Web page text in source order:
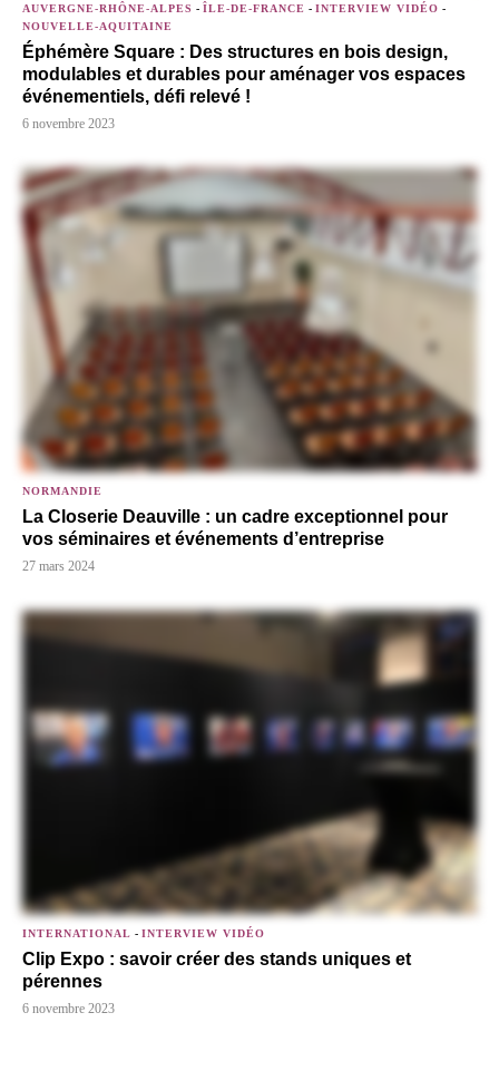
AUVERGNE-RHÔNE-ALPES - ÎLE-DE-FRANCE - INTERVIEW VIDÉO -
NOUVELLE-AQUITAINE
Éphémère Square : Des structures en bois design,
modulables et durables pour aménager vos espaces
événementiels, défi relevé !
6 novembre 2023
NORMANDIE
La Closerie Deauville : un cadre exceptionnel pour
vos séminaires et événements d’entreprise
27 mars 2024
INTERNATIONAL - INTERVIEW VIDÉO
Clip Expo : savoir créer des stands uniques et
pérennes
6 novembre 2023